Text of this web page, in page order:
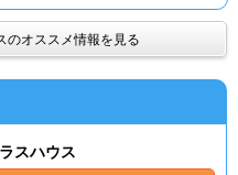
のオススメ情報を見る
スハウス